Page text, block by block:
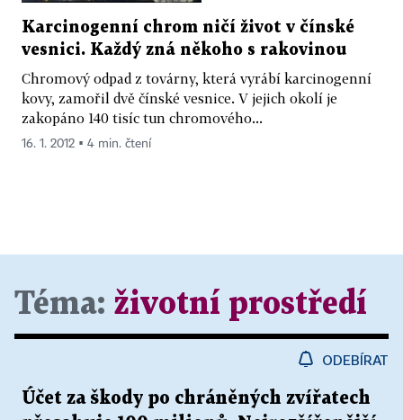
Karcinogenní chrom ničí život v čínské
vesnici. Každý zná někoho s rakovinou
Chromový odpad z továrny, která vyrábí karcinogenní
kovy, zamořil dvě čínské vesnice. V jejich okolí je
zakopáno 140 tisíc tun chromového...
16. 1. 2012 ▪ 4 min. čtení
Téma: životní prostředí
ODEBÍRAT
Účet za škody po chráněných zvířatech